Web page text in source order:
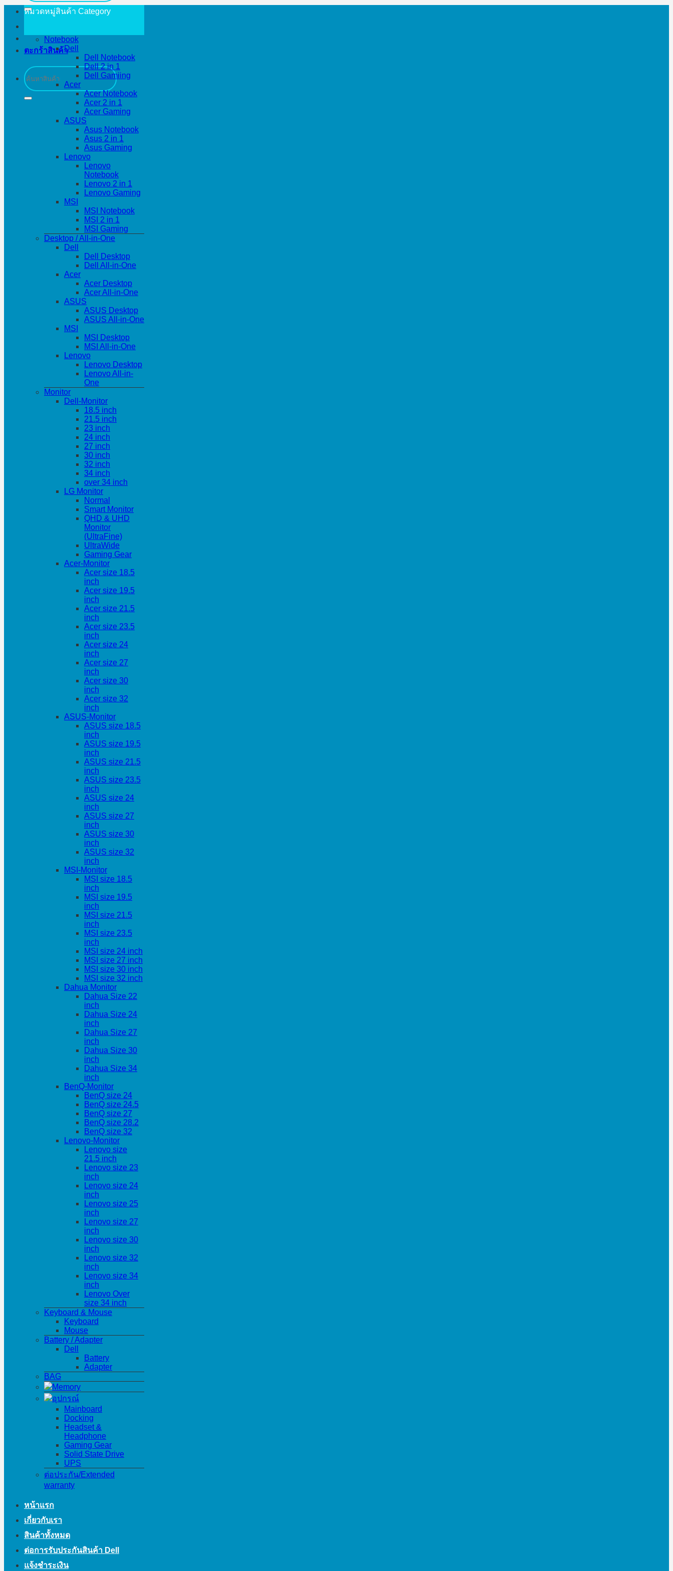
ตะกร้าสินค้า
ค้นหา:
หมวดหมู่สินค้า Category
Notebook
Dell
Dell Notebook
Dell 2 in 1
Dell Gamiing
Acer
Acer Notebook
Acer 2 in 1
Acer Gaming
ASUS
Asus Notebook
Asus 2 in 1
Asus Gaming
Lenovo
Lenovo
Notebook
Lenovo 2 in 1
Lenovo Gaming
MSI
MSI Notebook
MSI 2 in 1
MSI Gaming
Desktop / All-in-One
Dell
Dell Desktop
Dell All-in-One
Acer
Acer Desktop
Acer All-in-One
ASUS
ASUS Desktop
ASUS All-in-One
MSI
MSI Desktop
MSI All-in-One
Lenovo
Lenovo Desktop
Lenovo All-in-
One
Monitor
Dell-Monitor
18.5 inch
21.5 inch
23 inch
24 inch
27 inch
30 inch
32 inch
34 inch
over 34 inch
LG Monitor
Normal
Smart Monitor
QHD & UHD
Monitor
(UltraFine)
UltraWide
Gaming Gear
Acer-Monitor
Acer size 18.5
inch
Acer size 19.5
inch
Acer size 21.5
inch
Acer size 23.5
inch
Acer size 24
inch
Acer size 27
inch
Acer size 30
inch
Acer size 32
inch
ASUS-Monitor
ASUS size 18.5
inch
ASUS size 19.5
inch
ASUS size 21.5
inch
ASUS size 23.5
inch
ASUS size 24
inch
ASUS size 27
inch
ASUS size 30
inch
ASUS size 32
inch
MSI-Monitor
MSI size 18.5
inch
MSI size 19.5
inch
MSI size 21.5
inch
MSI size 23.5
inch
MSI size 24 inch
MSI size 27 inch
MSI size 30 inch
MSI size 32 inch
Dahua Monitor
Dahua Size 22
inch
Dahua Size 24
inch
Dahua Size 27
inch
Dahua Size 30
inch
Dahua Size 34
inch
BenQ-Monitor
BenQ size 24
BenQ size 24.5
BenQ size 27
BenQ size 28.2
BenQ size 32
Lenovo-Monitor
Lenovo size
21.5 inch
Lenovo size 23
inch
Lenovo size 24
inch
Lenovo size 25
inch
Lenovo size 27
inch
Lenovo size 30
inch
Lenovo size 32
inch
Lenovo size 34
inch
Lenovo Over
size 34 inch
Keyboard & Mouse
Keyboard
Mouse
Battery / Adapter
Dell
Battery
Adapter
BAG
Memory
อุปกรณ์
Mainboard
Docking
Headset &
Headphone
Gaming Gear
Solid State Drive
UPS
ต่อประกัน/Extended
warranty
หน้าแรก
เกี่ยวกับเรา
สินค้าทั้งหมด
ต่อการรับประกันสินค้า Dell
แจ้งชำระเงิน